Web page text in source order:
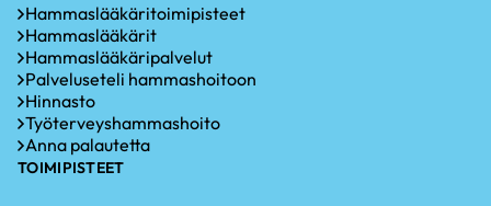
Hammaslääkäritoimipisteet
Hammaslääkärit
Hammaslääkäripalvelut
Palveluseteli hammashoitoon
Hinnasto
Työterveyshammashoito
Anna palautetta
TOIMIPISTEET